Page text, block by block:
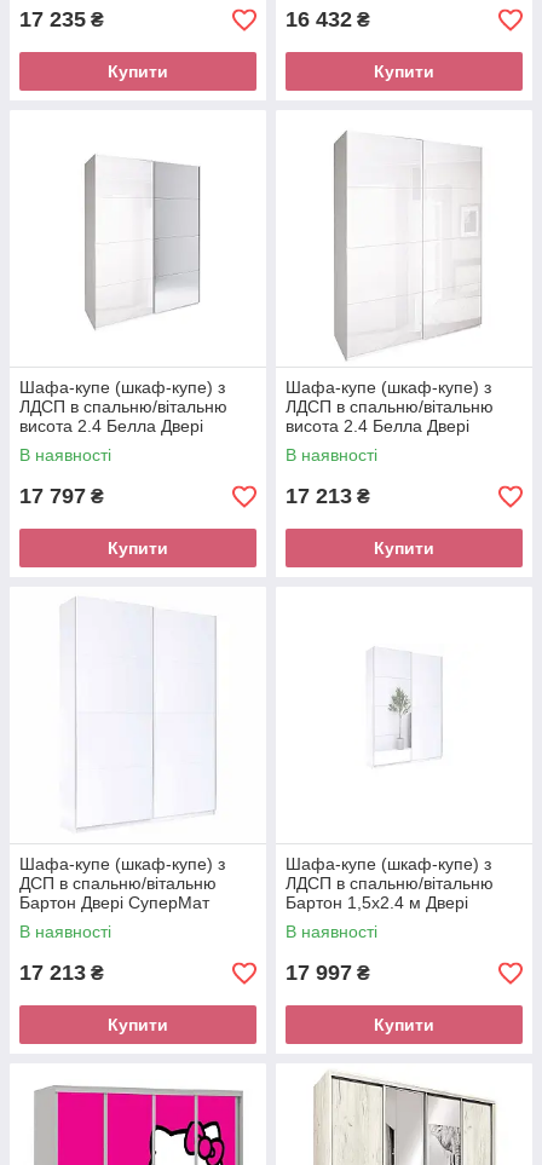
17 235 ₴
Купити
16 432 ₴
Купити
Шафа-купе (шкаф-купе) з
ЛДСП в спальню/вітальню
висота 2.4 Белла Двері
Глянець Білий/Дзеркало
Миро-Марк
В наявності
17 797 ₴
Купити
Шафа-купе (шкаф-купе) з
ЛДСП в спальню/вітальню
висота 2.4 Белла Двері
Глянець Білий Миро-Марк
В наявності
17 213 ₴
Купити
Шафа-купе (шкаф-купе) з
ДСП в спальню/вітальню
Бартон Двері СуперМат
Білий Миро-Марк
В наявності
17 213 ₴
Купити
Шафа-купе (шкаф-купе) з
ЛДСП в спальню/вітальню
Бартон 1,5х2.4 м Двері
СуперМат Білий/Дзеркало
Миро-Марк
В наявності
17 997 ₴
Купити